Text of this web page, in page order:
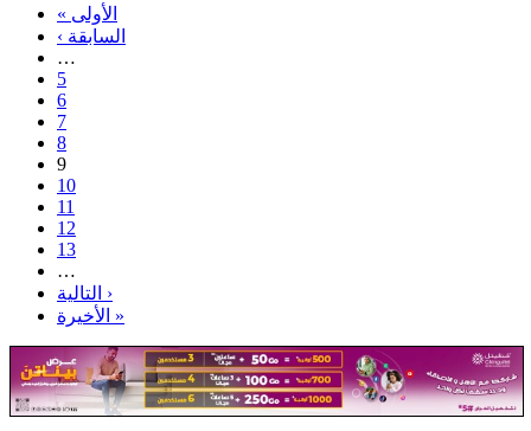
« الأولى
‹ السابقة
…
5
6
7
8
9
10
11
12
13
…
التالية ›
الأخيرة »